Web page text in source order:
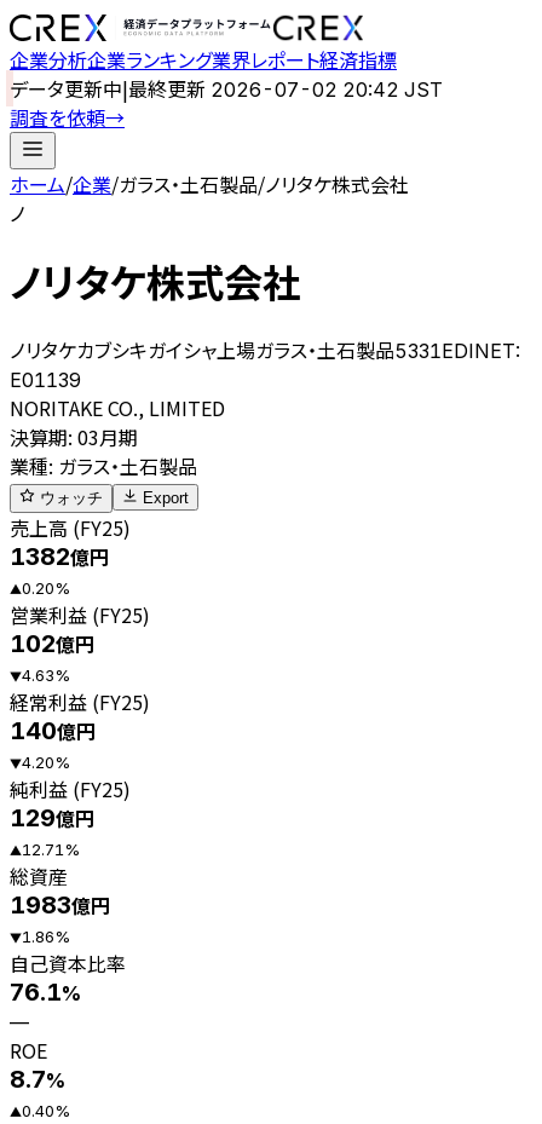
企業分析企業ランキング業界レポート経済指標
データ更新中|最終更新 2026-07-02 20:42 JST
調査を依頼→
ホーム/企業/ガラス・土石製品/ノリタケ株式会社
ノ
ノリタケ株式会社
ノリタケカブシキガイシャ 上場ガラス・土石製品5331EDINET:
E01139
NORITAKE CO., LIMITED
決算期: 03月期
業種: ガラス・土石製品
ウォッチ Export
売上高 (FY25)
1382億円
▲0.20%
営業利益 (FY25)
102億円
▼4.63%
経常利益 (FY25)
140億円
▼4.20%
純利益 (FY25)
129億円
▲12.71 %
総資産
1983億円
▼1.86%
自己資本比率
76.1%
—
ROE
8.7%
▲0.40%